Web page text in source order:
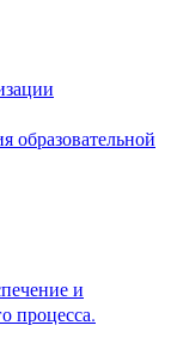
образовательной
и
процесса.